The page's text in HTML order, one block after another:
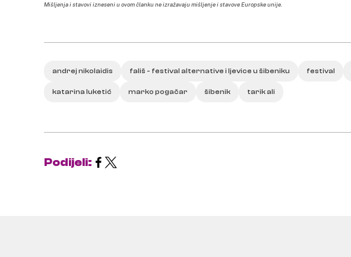
Mišljenja i stavovi izneseni u ovom članku ne izražavaju mišljenje i stavove Europske unije.
andrej nikolaidis fališ - festival alternative i ljevice u šibeniku festival
katarina luketić marko pogačar šibenik tarik ali
Podijeli: